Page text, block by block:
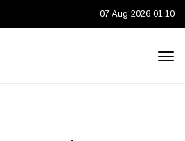
07 Aug 2026 01:10